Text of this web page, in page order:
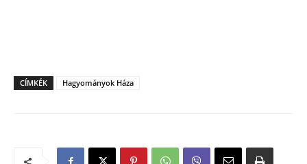
CÍMKÉK Hagyományok Háza